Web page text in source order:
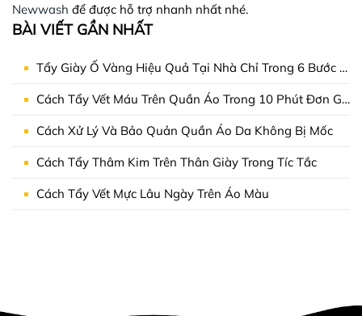
Newwash để được hỗ trợ nhanh nhất nhé.
BÀI VIẾT GẦN NHẤT
Tẩy Giày Ố Vàng Hiệu Quả Tại Nhà Chỉ Trong 6 Bước Đơn Giản
Cách Tẩy Vết Máu Trên Quần Áo Trong 10 Phút Đơn Giản Tại Nhà
Cách Xử Lý Và Bảo Quản Quần Áo Da Không Bị Mốc
Cách Tẩy Thâm Kim Trên Thân Giày Trong Tíc Tắc
Cách Tẩy Vết Mực Lâu Ngày Trên Áo Màu